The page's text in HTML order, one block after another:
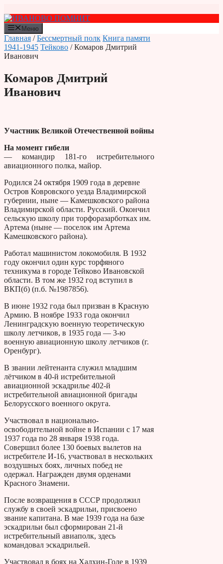
к
содержимому
Меню
Главная /Бессмертный полк Книга памяти
1941-1945 Тейково / Комаров Дмитрий
Иванович
Комаров Дмитрий
Иванович
Участник Великой Отечественной войны
На момент гибели
— командир 181-го истребительного
авиационного полка, майор.
Родился 24 октября 1909 года в деревне
Остров Ковровского уезда Владимирской
губернии, ныне — Камешковского района
Владимирской области. Русский. Окончил
сельскую школу при торфоразарботках им.
Артема (ныне — поселок им Артема
Камешковского района).
Работал машинистом локомобиля. В 1932
году окончил один курс торфяного
техникума в городе Тейково Ивановской
области. В том же 1932 год вступил в
ВКП(б) (п.б. №1987856).
В июне 1932 года был призван в Красную
Армию. В ноябре 1933 года окончил
Ленинградскую военную теоретическую
школу летчиков, в 1935 года — 3-ю
военную авиационную школу летчиков (г.
Оренбург).
В звании лейтенанта служил младшим
лётчиком в 40-й истребительной
авиационной эскадрилье 402-й
истребительной авиационной бригады
Белорусского военного округа.
Участвовал в национально-
освободительной войне в Испании с 17 мая
1937 года по 28 января 1938 года.
Совершил более 130 боевых вылетов на
истребителе И-16, участвовал в нескольких
воздушных боях, личных побед не
одержал. Награжден двумя орденами
Красного Знамени.
После возвращения в СССР продолжил
службу в своей эскадрильи, присвоено
звание капитана. В мае 1939 года на базе
эскадрильи был сформирован 21-й
истребительный авиаполк, здесь
командовал эскадрильей.
Участвовал в боях на Халхин-Голе в 1939